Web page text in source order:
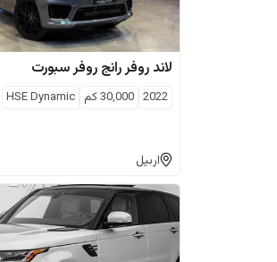
لاند روفررانج روفر سبورت
2022
30,000كم HSE Dynamic
اربيل